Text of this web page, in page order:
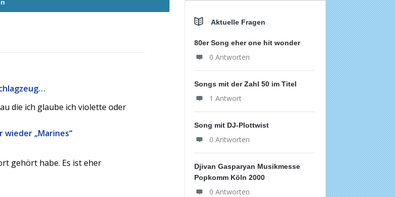
die ich glaube ich violette oder
wieder „Marines“
gehört habe. Es ist eher
Aktuelle Fragen
80er Song eher one hit wonder
0 Antworten
Songs mit der Zahl 50 im Titel
1 Antwort
Song mit DJ-Plottwist
0 Antworten
Djivan Gasparyan Musikmesse
Popkomm Köln 2000
0 Antworten